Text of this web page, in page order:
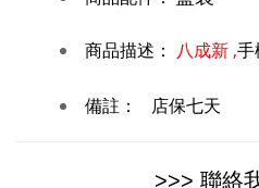
商品描述： 八成新 ,手
備註： 店保七天
>>> 聯絡